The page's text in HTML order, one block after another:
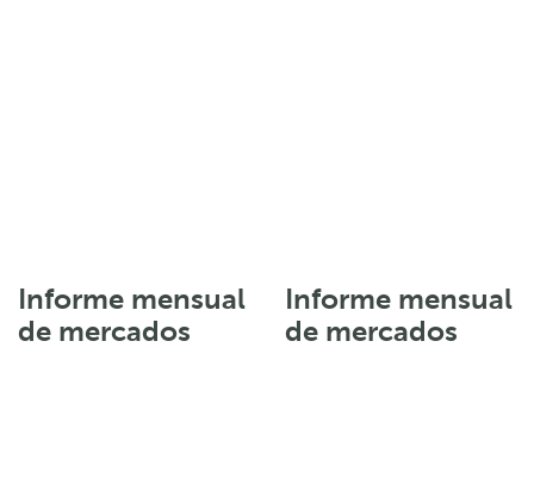
Informe mensual
de mercados
Informe mensual
de mercados